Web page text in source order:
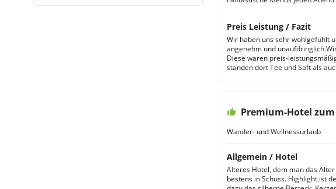
Preis Leistung / Fazit
Wir haben uns sehr wohlgefühlt
angenehm und
Diese waren preis-
standen dort Tee und Saft als
Premium-Hotel
Wander- und Wellnessurlaub
Allgemein / Hotel
Älteres Hotel, dem man das
bestens in Schuss. Highlight ist